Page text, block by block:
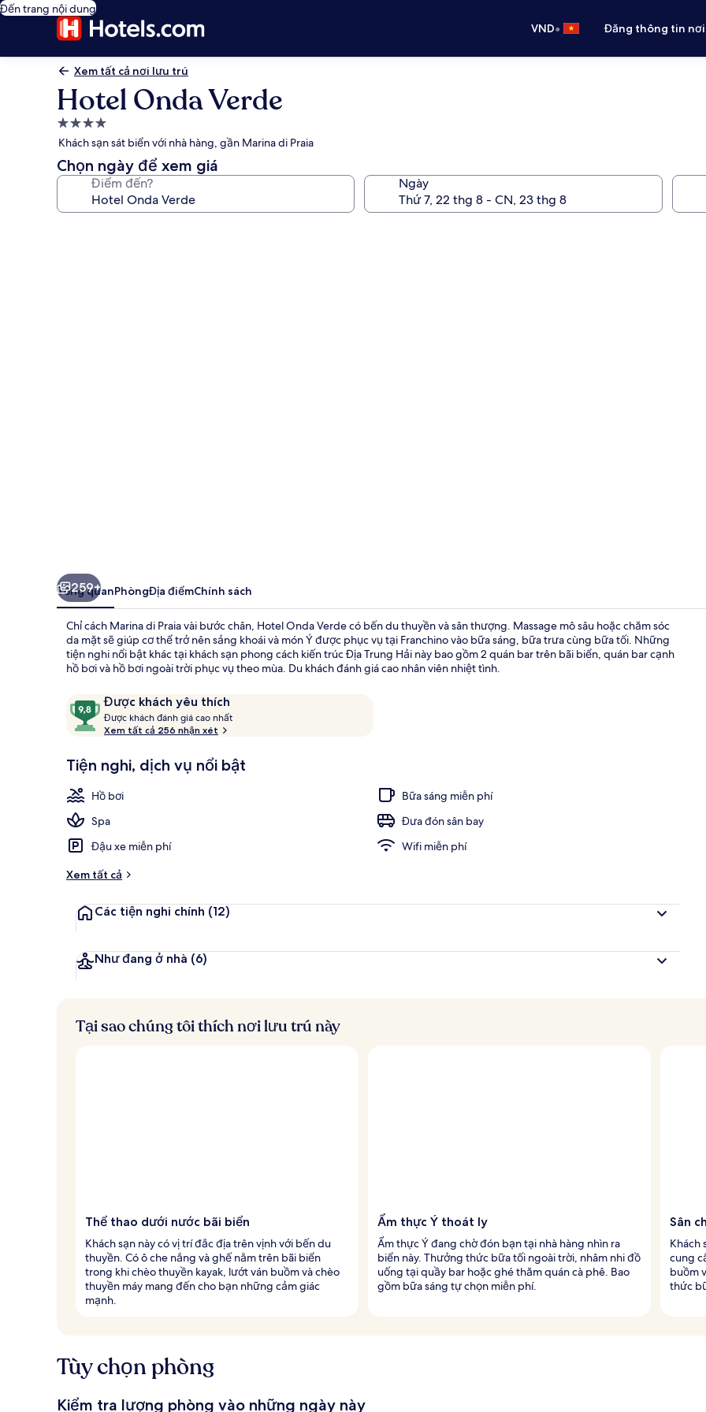
Đến trang nội dung
VND• Đăng thông tin
Xem tất cả nơi lưu trú
Hotel Onda Verde
Nơi
lưu
trú
4.0
Khách sạn sát biển với nhà hàng, gần Marina di Praia
Chọn ngày để xem giá
Điểm đến? Ngày
259+
Tổng quanPhòngĐịa điểmChính sách
Chỉ cách Marina di Praia vài bước chân, Hotel Onda Verde có bến du thuyền và sân thượng. Massage mô sâu hoặc chăm sóc
da mặt sẽ giúp cơ thể trở nên sảng khoái và món Ý được phục vụ tại Franchino vào bữa sáng, bữa trưa cùng bữa tối. Những
tiện nghi nổi bật khác tại khách sạn phong cách kiến trúc Địa Trung Hải này bao gồm 2 quán bar trên bãi biển, quán bar cạnh
hồ bơi và hồ bơi ngoài trời phục vụ theo mùa. Du khách đánh giá cao nhân viên nhiệt tình.
Nhận
xét
Được khách yêu thích
9,8
trên
10,
khách
thích
Được khách đánh giá cao nhất
c
n
o
Xem tất cả 256 nhận xét
Tiện nghi, dịch vụ nổi bật
Hồ bơi
Bữa sáng miễn phí
Spa
Đưa đón sân bay
Đậu xe miễn phí
Wifi miễn phí
Xem tất cả
Các tiện nghi chính (12)
Như đang ở nhà (6)
Tại sao chúng tôi thích nơi lưu trú này
Thể thao dưới nước bãi biển
Khách sạn này có vị trí đắc địa trên vịnh với bến du
thuyền. Có ô che nắng và ghế nằm trên bãi biển
trong khi chèo thuyền kayak, lướt ván buồm và chèo
thuyền máy mang đến cho bạn những cảm giác
mạnh.
Ẩm thực Ý thoát ly
Ẩm thực Ý đang chờ đón bạn tại nhà hàng nhìn ra
biển này. Thưởng thức bữa tối ngoài trời, nhâm nhi đồ
uống tại quầy bar hoặc ghé thăm quán cà phê. Bao
gồm bữa sáng tự chọn miễn phí.
Sân
Khách
cung
buồm
thức
Tùy chọn phòng
Kiểm tra lượng phòng vào những ngày này